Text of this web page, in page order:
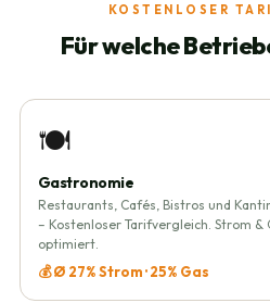
KOSTENLOSER
Für welche
🍽️
Gastronomie
Restaurants, Cafés, Bistros und
– Kostenloser Tarifvergleich. Strom &
optimiert.
💰 Ø 27% Strom · 25% Gas